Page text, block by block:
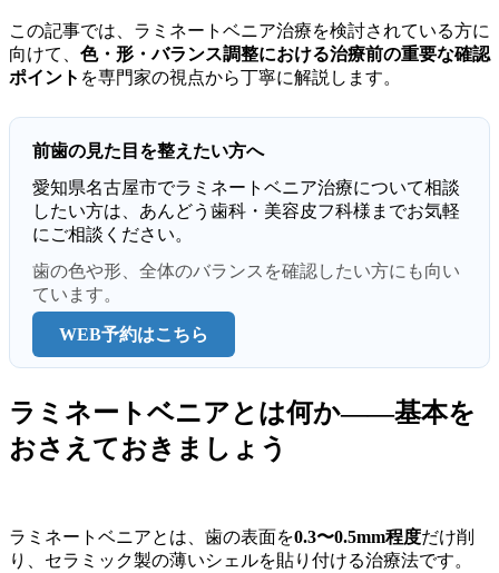
この記事では、ラミネートベニア治療を検討されている方に
向けて、 色・形・バランス調整における治療前の重要な確認
ポイント を専門家の視点から丁寧に解説します。
前歯の見た目を整えたい方へ
愛知県名古屋市でラミネートベニア治療について相談
したい方は、あんどう歯科・美容皮フ科様までお気軽
にご相談ください。
歯の色や形、全体のバランスを確認したい方にも向い
ています。
WEB予約はこちら
ラミネートベニアとは何か——基本を
おさえておきましょう
ラミネートベニアとは、歯の表面を0.3〜0.5mm程度だけ削
り、セラミック製の薄いシェルを貼り付ける治療法です。